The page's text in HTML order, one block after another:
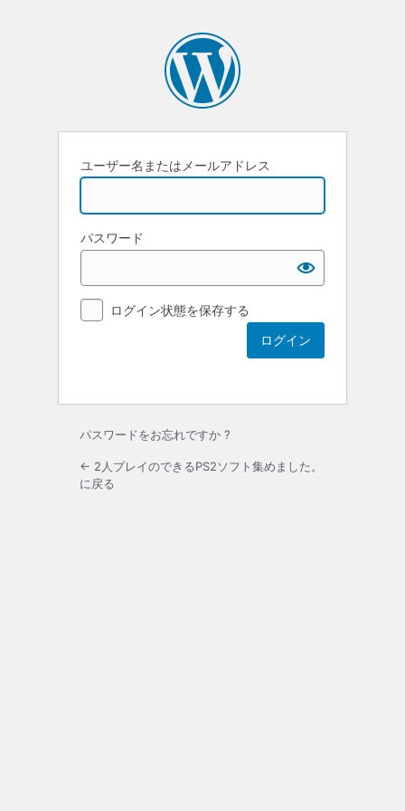
ユーザー名またはメールアドレス
パスワード
ログイン状態を保存する
パスワードをお忘れですか ?
← 2人プレイのできるPS2ソフト集めました。
に戻る